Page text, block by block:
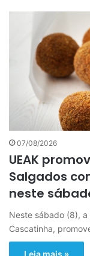
07/08/2026
UEAK
Salgados
neste
Neste sábado (8), a
Cascatinha,
Leia mais »